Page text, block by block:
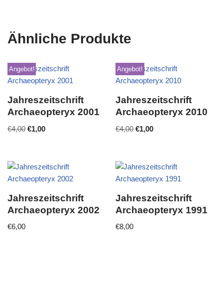
Ähnliche Produkte
Angebot!
Jahreszeitschrift
Archaeopteryx 2001
€4,00 €1,00
Angebot!
Jahreszeitschrift
Archaeopteryx 2010
€4,00 €1,00
Jahreszeitschrift
Archaeopteryx 2002
€6,00
Jahreszeitschrift
Archaeopteryx 1991
€8,00